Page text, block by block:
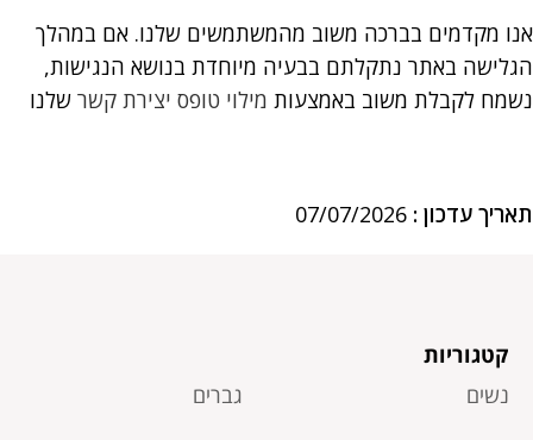
אנו מקדמים בברכה משוב מהמשתמשים שלנו. אם במהלך
הגלישה באתר נתקלתם בבעיה מיוחדת בנושא הנגישות,
נשמח לקבלת משוב באמצעות מילוי טופס יצירת קשר שלנו
תאריך עדכון :
קטגוריות
נשים
גברים